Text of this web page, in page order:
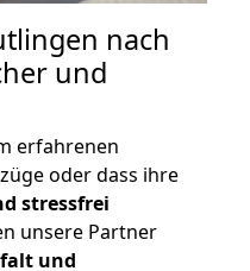
nach
und
erfahrenen
oder dass ihre
stressfrei
unsere Partner
und